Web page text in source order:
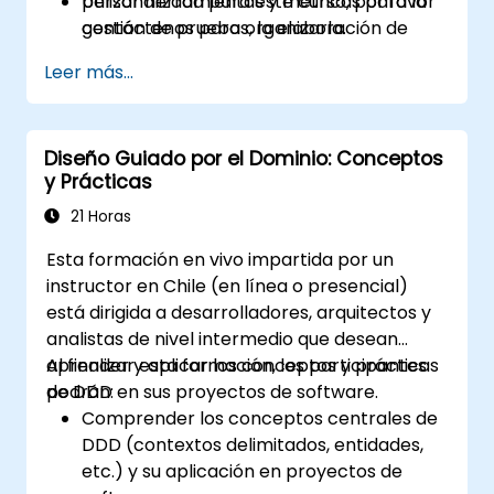
gestión de pruebas, la elaboración de
contáctenos para organizarla.
Leer más...
Diseño Guiado por el Dominio: Conceptos
y Prácticas
21 Horas
Esta formación en vivo impartida por un
instructor en Chile (en línea o presencial)
está dirigida a desarrolladores, arquitectos y
analistas de nivel intermedio que desean
aprender y aplicar los conceptos y prácticas
de DDD en sus proyectos de software.
Al finalizar esta formación, los participantes
podrán:
Comprender los conceptos centrales de
DDD (contextos delimitados, entidades,
etc.) y su aplicación en proyectos de